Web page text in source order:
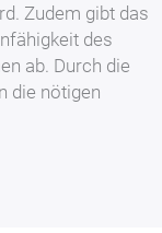
Zudem gibt das
des
ab. Durch die
die nötigen